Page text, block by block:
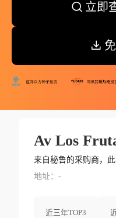
立即
来自秘鲁的采购商，
地址：-
近三年TOP3